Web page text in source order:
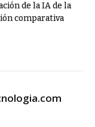
de la IA de la
comparativa